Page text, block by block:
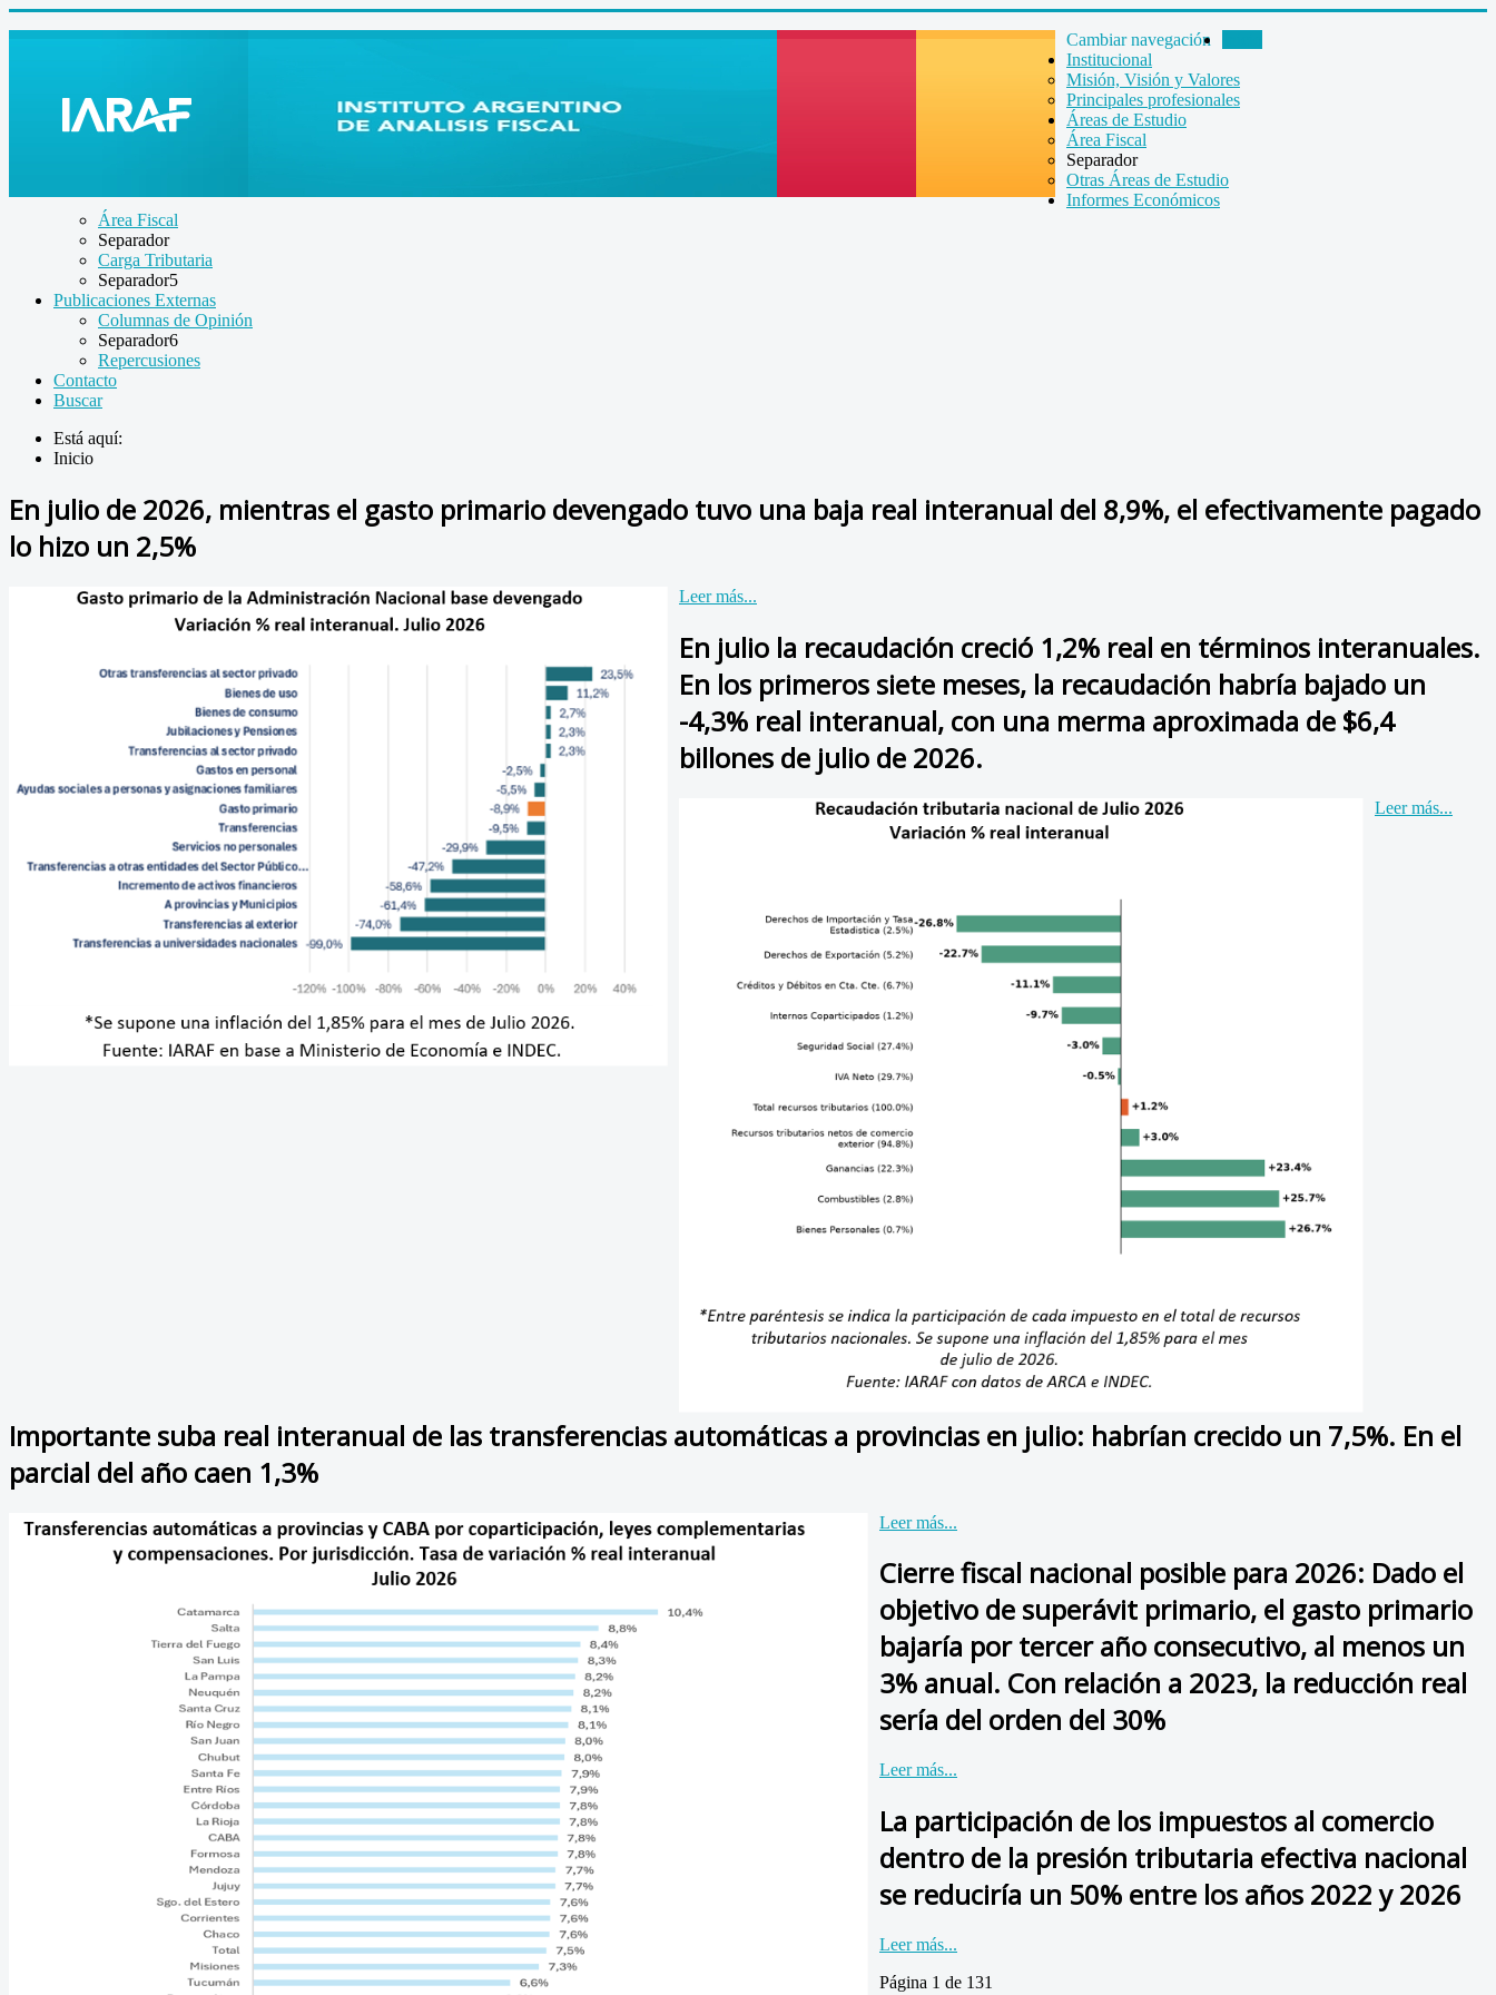
Cambiar navegación
Institucional
Misión, Visión y Valores
Principales profesionales
Áreas de Estudio
Área Fiscal
Separador
Otras Áreas de Estudio
Informes Económicos
Área Fiscal
Separador
Carga Tributaria
Separador5
Publicaciones Externas
Columnas de Opinión
Separador6
Repercusiones
Contacto
Buscar
Está aquí:
Inicio
En julio de 2026, mientras el gasto primario devengado tuvo una baja real interanual del 8,9%, el efectivamente pagado
lo hizo un 2,5%
Leer más...
En julio la recaudación creció 1,2% real en términos interanuales.
En los primeros siete meses, la recaudación habría bajado un
-4,3% real interanual, con una merma aproximada de $6,4
billones de julio de 2026.
Leer más...
Importante suba real interanual de las transferencias automáticas a provincias en julio: habrían crecido un 7,5%. En el
parcial del año caen 1,3%
Leer más...
Cierre fiscal nacional posible para 2026: Dado el
objetivo de superávit primario, el gasto primario
bajaría por tercer año consecutivo, al menos un
3% anual. Con relación a 2023, la reducción real
sería del orden del 30%
Leer más...
La participación de los impuestos al comercio
dentro de la presión tributaria efectiva nacional
se reduciría un 50% entre los años 2022 y 2026
Leer más...
Página 1 de 131